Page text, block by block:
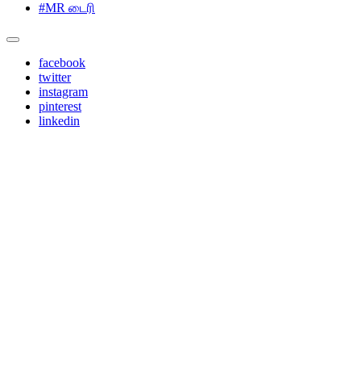
#MR டைரி
facebook
twitter
instagram
pinterest
linkedin